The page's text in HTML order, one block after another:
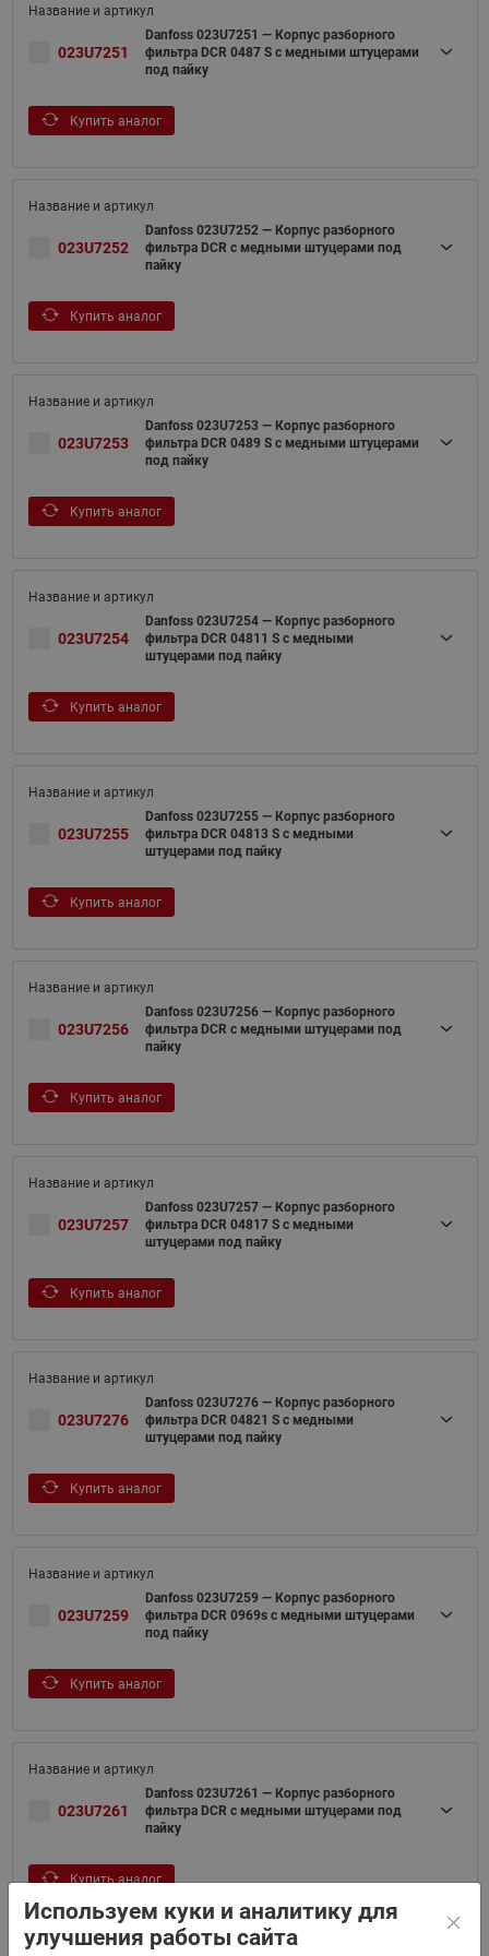
023U7251
Danfoss 023U7251 — Корпус разборного
фильтра DCR 0487 S с медными штуцерами
под пайку
Купить аналог
023U7252
Danfoss 023U7252 — Корпус разборного
фильтра DCR с медными штуцерами под
пайку
Купить аналог
023U7253
Danfoss 023U7253 — Корпус разборного
фильтра DCR 0489 S с медными штуцерами
под пайку
Купить аналог
023U7254
Danfoss 023U7254 — Корпус разборного
фильтра DCR 04811 S с медными
штуцерами под пайку
Купить аналог
023U7255
Danfoss 023U7255 — Корпус разборного
фильтра DCR 04813 S с медными
штуцерами под пайку
Купить аналог
023U7256
Danfoss 023U7256 — Корпус разборного
фильтра DCR с медными штуцерами под
пайку
Купить аналог
023U7257
Danfoss 023U7257 — Корпус разборного
фильтра DCR 04817 S с медными
штуцерами под пайку
Купить аналог
023U7276
Danfoss 023U7276 — Корпус разборного
фильтра DCR 04821 S с медными
штуцерами под пайку
Купить аналог
023U7259
Danfoss 023U7259 — Корпус разборного
фильтра DCR 0969s с медными штуцерами
под пайку
Купить аналог
023U7261
Danfoss 023U7261 — Корпус разборного
фильтра DCR с медными штуцерами под
пайку
Купить аналог
Используем куки и аналитику для
улучшения работы сайта